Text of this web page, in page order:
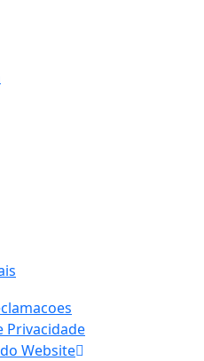
Privacidade
Website